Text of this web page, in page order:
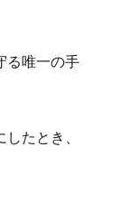
る唯一の手
たとき、